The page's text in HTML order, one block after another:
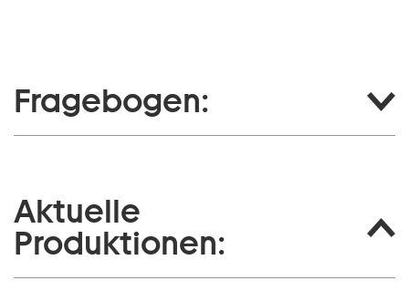
Fragebogen:
Aktuelle
Produktionen: